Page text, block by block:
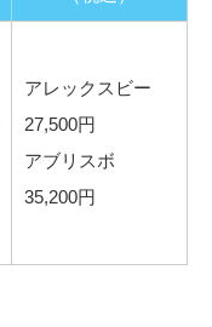
アレックスビー
27,500円
アブリスボ
35,200円